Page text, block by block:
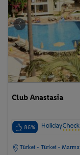
Club Anastasia
86%
Türkei - Türkei -